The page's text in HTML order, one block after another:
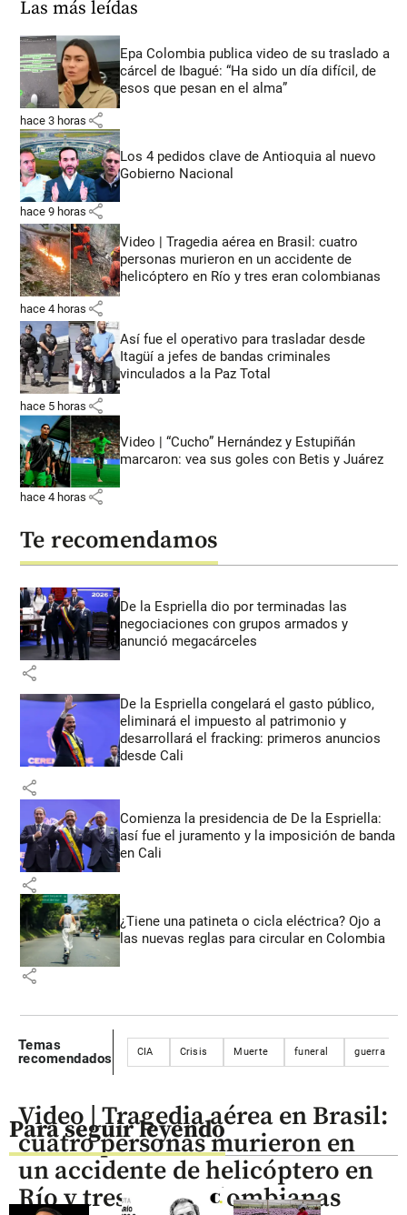
Las más leídas
Epa Colombia publica video de su traslado a
cárcel de Ibagué: “Ha sido un día difícil, de
esos que pesan en el alma”
hace 3 horas share
Los 4 pedidos clave de Antioquia al nuevo
Gobierno Nacional
hace 9 horas share
Video | Tragedia aérea en Brasil: cuatro
personas murieron en un accidente de
helicóptero en Río y tres eran colombianas
hace 4 horas share
Así fue el operativo para trasladar desde
Itagüí a jefes de bandas criminales
vinculados a la Paz Total
hace 5 horas share
Video | “Cucho” Hernández y Estupiñán
marcaron: vea sus goles con Betis y Juárez
hace 4 horas share
Te recomendamos
De la Espriella dio por terminadas las
negociaciones con grupos armados y
anunció megacárceles
share
De la Espriella congelará el gasto público,
eliminará el impuesto al patrimonio y
desarrollará el fracking: primeros anuncios
desde Cali
share
Comienza la presidencia de De la Espriella:
así fue el juramento y la imposición de banda
en Cali
share
¿Tiene una patineta o cicla eléctrica? Ojo a
las nuevas reglas para circular en Colombia
share
Temas
recomendados
CIA Crisis Muerte funeral guerra
Para seguir leyendo
Video | Tragedia aérea en Brasil:
cuatro personas murieron en
un accidente de helicóptero en
Río y tres eran colombianas